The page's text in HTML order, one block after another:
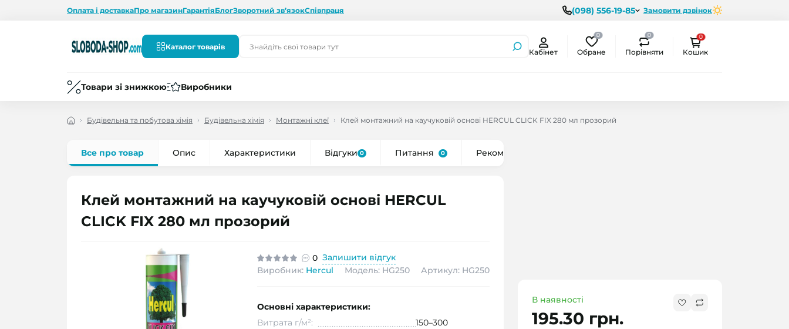
Оплата і доставкаПро магазинГарантіяБлогЗворотний зв’язокСпівпраця (098) 556-19-85 Замовити дзвінок
Каталог товарів
Кабінет
0
Обране
0
Порівняти
0
Кошик
Товари зі знижкою Виробники
Будівельна та побутова хімія Будівельна хімія Монтажні клеї Клей монтажний на каучуковій основі HERCUL CLICK FIX 280 мл прозорий
Все про товар Опис Характеристики Відгуки 0 Питання 0 Рекомендуємо
Клей монтажний на каучуковій основі HERCUL
CLICK FIX 280 мл прозорий
0 Залишити відгук
Виробник: Hercul Модель: HG250 Артикул: HG250
В наявності
195.30 грн.
Основні характеристики:
Витрата г/м²:
150–300